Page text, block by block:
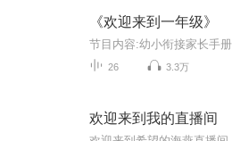
《欢迎来到一年级》
26 3.3万
欢迎来到我的直播间